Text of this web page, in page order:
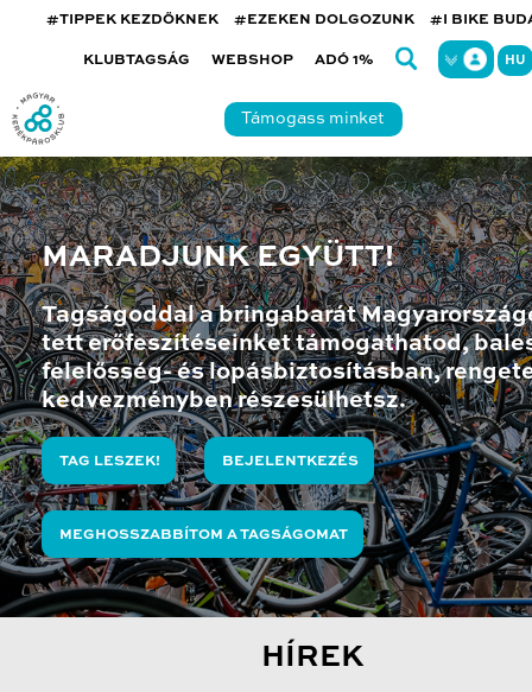
#TIPPEK KEZDŐKNEK #EZEKEN DOLGOZUNK #I BIKE
KLUBTAGSÁG WEBSHOP ADÓ 1% HU
Támogass minket
MARADJUNK EGYÜTT!
Tagságoddal a bringabarát
tett erőfeszítéseinket támogathatod,
felelősség- és lopásbiztosításban,
kedvezményben részesülhetsz.
TAG LESZEK! BEJELENTKEZÉS
MEGHOSSZABBÍTOM A TAGSÁGOMAT
HÍREK